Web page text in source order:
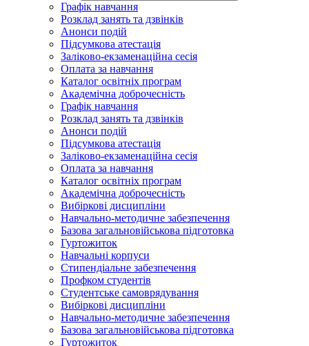
Графік навчання
Розклад занять та дзвінків
Анонси подій
Підсумкова атестація
Заліково-екзаменаційна сесія
Оплата за навчання
Каталог освітніх програм
Академічна доброчесність
Графік навчання
Розклад занять та дзвінків
Анонси подій
Підсумкова атестація
Заліково-екзаменаційна сесія
Оплата за навчання
Каталог освітніх програм
Академічна доброчесність
Вибіркові дисципліни
Навчально-методичне забезпечення
Базова загальновійськова підготовка
Гуртожиток
Навчальні корпуси
Стипендіальне забезпечення
Профком студентів
Студентське самоврядування
Вибіркові дисципліни
Навчально-методичне забезпечення
Базова загальновійськова підготовка
Гуртожиток